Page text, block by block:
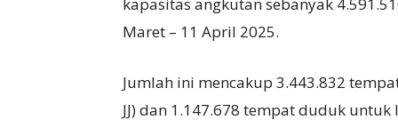
Maret – 11 April 2025.
Jumlah ini mencakup 3.443.832
JJ) dan 1.147.678 tempat duduk